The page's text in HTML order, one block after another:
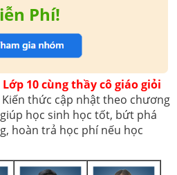
Phí!
10 cùng thầy cô giáo giỏi
Kiến thức cập nhật theo chương
học sinh học tốt, bứt phá
hoàn trả học phí nếu học